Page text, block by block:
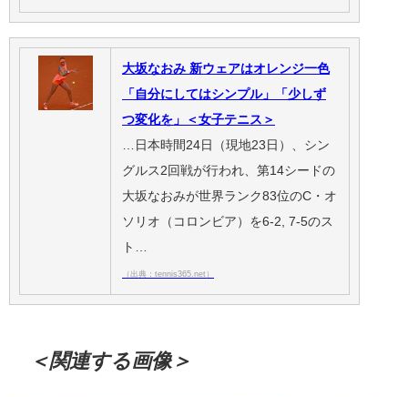
大坂なおみ 新ウェアはオレンジ一色
「自分にしてはシンプル」「少しず
つ変化を」＜女子テニス＞
…日本時間24日（現地23日）、シン
グルス2回戦が行われ、第14シードの
大坂なおみが世界ランク83位のC・オ
ソリオ（コロンビア）を6-2, 7-5のス
ト…
（出典：tennis365.net）
＜関連する画像＞